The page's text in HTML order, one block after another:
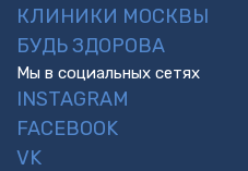
КЛИНИКИ МОСКВЫ
БУДЬ ЗДОРОВА
Мы в социальных сетях
INSTAGRAM
FACEBOOK
VK